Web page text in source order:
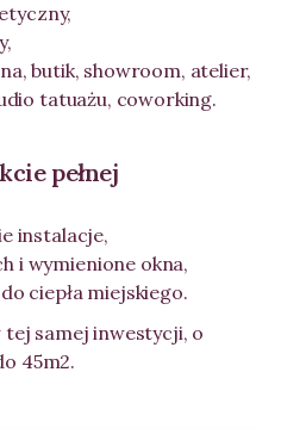
butik, showroom, atelier,
tatuażu, coworking.
pełnej
instalacje,
i wymienione okna,
ciepła miejskiego.
tej samej inwestycji, o
45m2.